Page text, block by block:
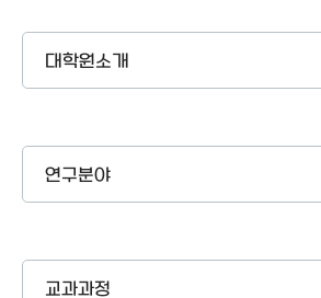
대학원소개
연구분야
교과과정